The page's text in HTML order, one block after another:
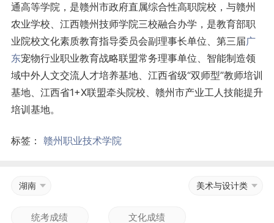
通高等学院，是赣州市政府直属综合性高职院校，与赣州
农业学校、江西赣州技师学院三校融合办学，是教育部职
业院校文化素质教育指导委员会副理事长单位、第三届广
东宠物行业职业教育战略联盟常务理事单位、智能制造领
域中外人文交流人才培养基地、江西省级“双师型”教师培训
基地、江西省1+X联盟牵头院校、赣州市产业工人技能提升
培训基地。
标签： 赣州职业技术学院
湖南 美术与设计类